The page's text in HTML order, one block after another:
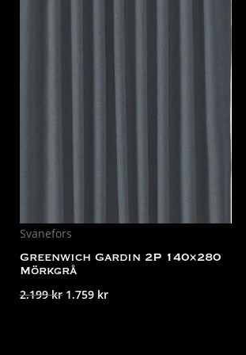
Svanefors
Greenwich Gardin 2P 140×280
Mörkgrå
2.199kr Det
1.759 krDet